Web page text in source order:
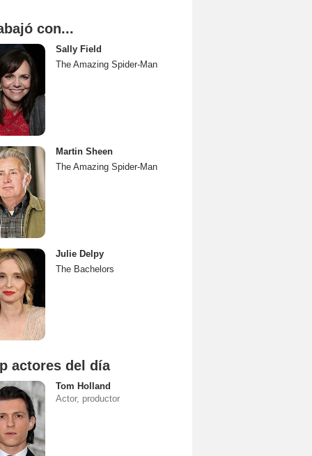
con...
Sally Field
The Amazing Spider-Man
Martin Sheen
The Amazing Spider-Man
Julie Delpy
The Bachelors
actores del día
Tom Holland
Actor, productor